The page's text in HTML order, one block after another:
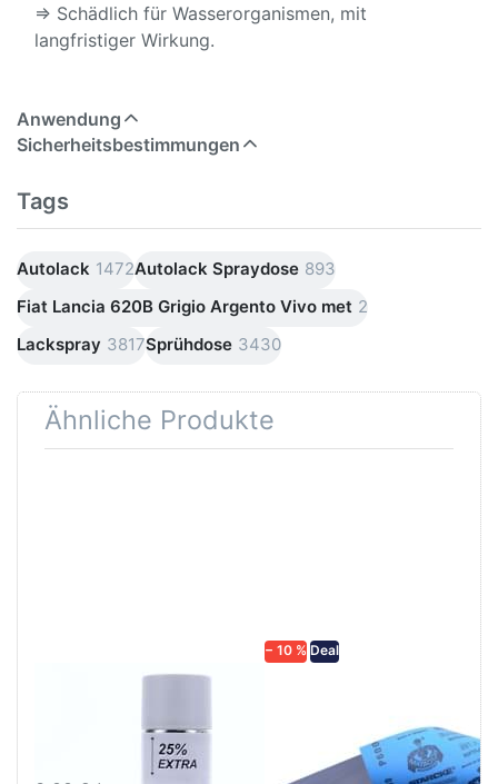
⇒ Schädlich für Wasserorganismen, mit
langfristiger Wirkung.
Anwendung
Sicherheitsbestimmungen
Tags
Autolack 1472Autolack Spraydose 893
Fiat Lancia 620B Grigio Argento Vivo met 2
Lackspray 3817Sprühdose 3430
Ähnliche Produkte
− 10 % Deal
diversen Körnungen
Nass-Schleifpapier zur nass
und trocken anwendung